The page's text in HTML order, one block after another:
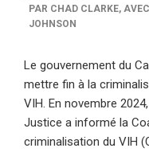
DATE
PAR CHAD CLARKE,
JOHNSON
Le gouvernement du
mettre fin à la
VIH. En novembre
Justice a informé la
criminalisation du VIH